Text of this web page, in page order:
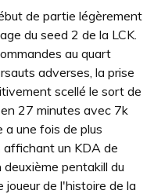
de partie légèrement
du seed 2 de la LCK.
au quart
adverses, la prise
scellé le sort de
27 minutes avec 7k
une fois de plus
affichant un KDA de
pentakill du
joueur de l'histoire de la